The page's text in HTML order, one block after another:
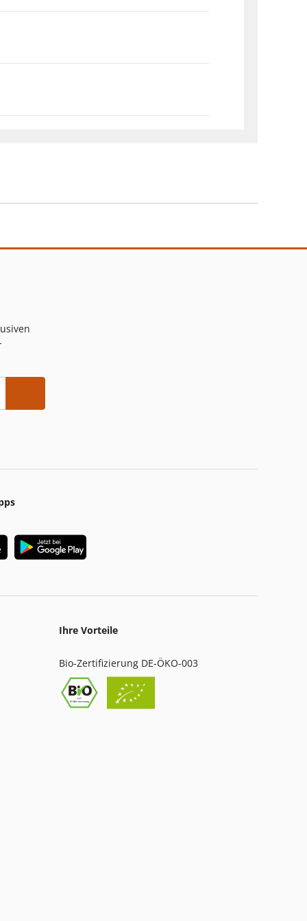
Ihre Vorteile
Bio-Zertifizierung DE-ÖKO-003